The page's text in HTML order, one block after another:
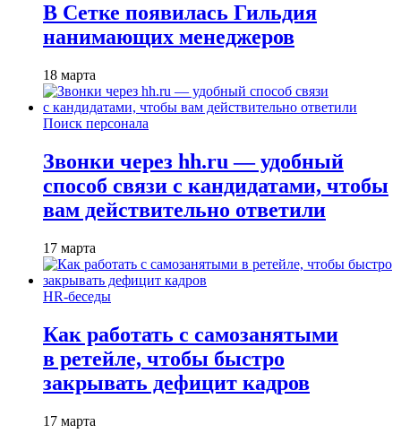
В Сетке появилась Гильдия
нанимающих менеджеров
18 марта
Поиск персонала
Звонки через hh.ru — удобный
способ связи с кандидатами, чтобы
вам действительно ответили
17 марта
HR-беседы
Как работать с самозанятыми
в ретейле, чтобы быстро
закрывать дефицит кадров
17 марта